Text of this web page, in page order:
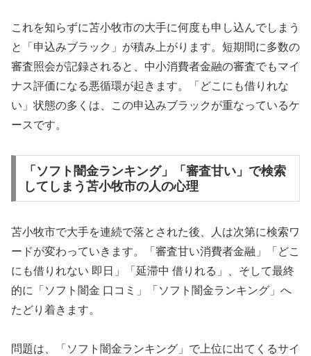
これを知らずに苫小牧市の大手に何度も申し込んでしまう
と「申込みブラック」が積み上がります。短期間に多数の
審査照会が記録されると、中小消費者金融の審査でもマイ
ナス評価になる悪循環が起きます。「どこにも借りれな
い」状態の多くは、この申込みブラックが重なっているケ
ースです。
「ソフト闇金ランキング」「審査甘い」で検索
してしまう苫小牧市の人の心理
苫小牧市で大手を連続で落とされた後、人は次第に検索ワ
ードが変わっていきます。「審査甘い消費者金融」「どこ
にも借りれない 即日」「延滞中 借りれる」、そして最終
的に「ソフト闇金 口コミ」「ソフト闇金ランキング」へ
たどり着きます。
問題は、「ソフト闇金ランキング」で上位に出てくるサイ